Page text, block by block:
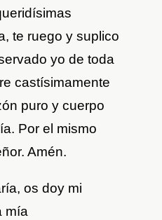
te ruego y suplico
yo de toda
castísimamente
puro y cuerpo
Por el mismo
Amén.
os doy mi
mía